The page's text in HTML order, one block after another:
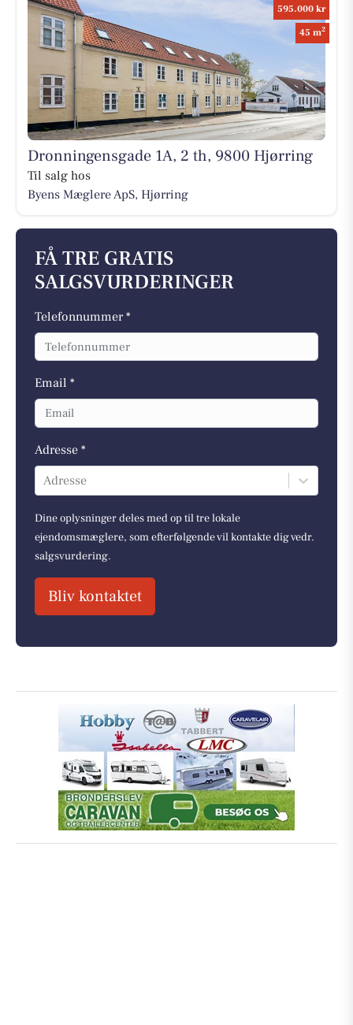
595.000 kr
45 m2
Dronningensgade 1A, 2 th, 9800 Hjørring
Til salg hos
Byens Mæglere ApS, Hjørring
FÅ TRE GRATIS
SALGSVURDERINGER
Telefonnummer *
Email *
Adresse *
Adresse
Dine oplysninger deles med op til tre lokale
ejendomsmæglere, som efterfølgende vil kontakte dig vedr.
salgsvurdering.
Bliv kontaktet